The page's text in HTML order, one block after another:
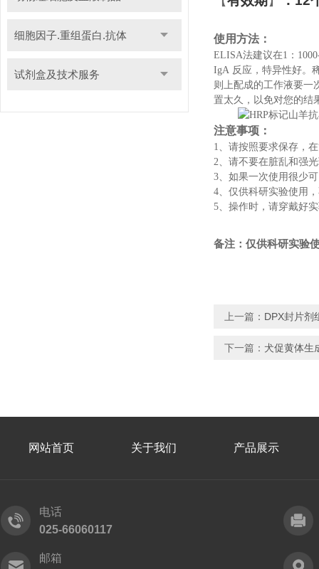
细胞因子.重组蛋白.抗体
试剂盒及技术服务
使用方法：
ELISA法建议在1：
IgA 反应，特异性好。
则上配成的工作液要一
置太久，以免对您的结
注意事项：
1、请按照要求保存，
2、请不要在脏乱和强
3、如果一次使用很少
4、仅供科研实验使用
5、操作时，请穿戴好
备注：仅供科研实验
上一篇： DPX封片剂
下一篇： 犬促黄体生
网站首页 关于我们 产品展示
电话
025-66060117
邮箱